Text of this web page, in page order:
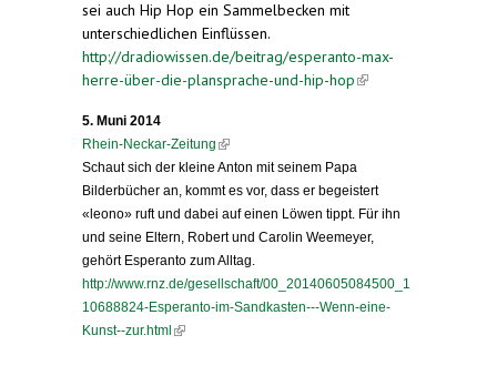
sei auch Hip Hop ein Sammelbecken mit
unterschiedlichen Einflüssen.
http://dradiowissen.de/beitrag/esperanto-max-
herre-über-die-plansprache-und-hip-hop(link is
5. Muni 2014
Rhein-Neckar-Zeitung (link is external)
Schaut sich der kleine Anton mit seinem Papa
Bilderbücher an, kommt es vor, dass er begeistert
«leono» ruft und dabei auf einen Löwen tippt. Für ihn
und seine Eltern, Robert und Carolin Weemeyer,
gehört Esperanto zum Alltag.
http://www.rnz.de/gesellschaft/00_20140605084500_1
10688824-Esperanto-im-Sandkasten---Wenn-eine-
Kunst--zur.html (link is external)